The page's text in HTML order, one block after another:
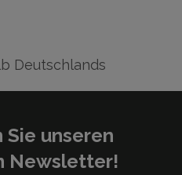
Deutschlands
Sie unseren
Newsletter!